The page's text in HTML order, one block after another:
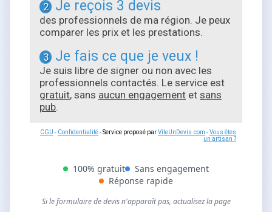
2 Je reçois 3 devis
des professionnels de ma région. Je peux
comparer les prix et les prestations.
3 Je fais ce que je veux !
Je suis libre de signer ou non avec les
professionnels contactés. Le service est
gratuit, sans aucun engagement et sans
pub.
CGU - Confidentialité- Service proposé parViteUnDevis.com -Vous êtes
un artisan ?
100% gratuit
Sans engagement
Réponse rapide
Si le formulaire de devis n'apparaît pas, actualisez la page